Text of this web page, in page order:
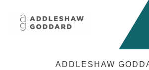
ADDLESHAW